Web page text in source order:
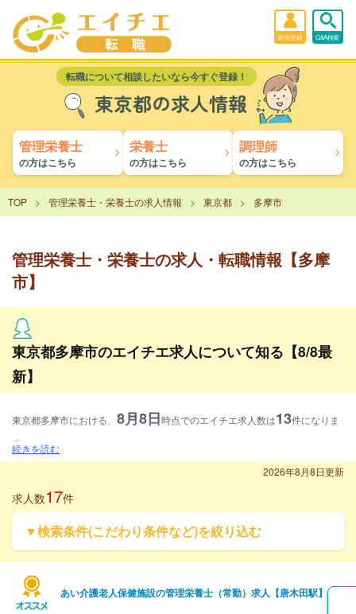
新規登録 Q&A検索
転職について相談したいなら今すぐ登録！
東京都の求人情報
管理栄養士
の方はこちら
栄養士
の方はこちら
調理師
の方はこちら
TOP 管理栄養士・栄養士の求人情報 東京都 多摩市
管理栄養士・栄養士の求人・転職情報【多摩
市】
東京都多摩市のエイチエ求人について知る【8/8最
新】
東京都多摩市における、 8月8日時点でのエイチエ求人数は13件になりま
す。
募集資格別に見ると、管理栄養士求人が38.5%、栄養士求人が30.8%、調理師
雇用形態別に見ると、常勤求人が100%となります。
施設形態別に見ると、病院・クリニック求人が15.4%、介護・福祉求人が30.
8%、その他求人が53.8%となります。
続きを読む
2026年8月8日更新
求人数17件
▼検索条件(こだわり条件など)を絞り込む
あい介護老人保健施設の管理栄養士（常勤）求人【唐木田駅】